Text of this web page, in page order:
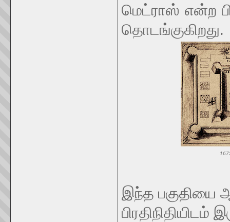
மெட்ராஸ் என்ற
தொடங்குகிறது.
இந்த
பிரதிநிதியிடம்